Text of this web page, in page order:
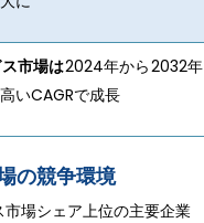
市場は2024年から2032年
いCAGRで成長
の競争環境
場シェア上位の主要企業